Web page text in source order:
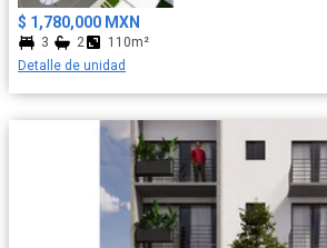
$ 1,780,000 MXN
3 2
110m²
Detalle de unidad